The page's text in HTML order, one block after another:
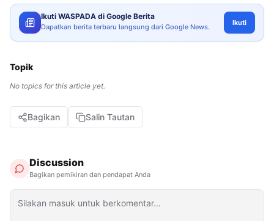
Ikuti WASPADA di Google Berita
Dapatkan berita terbaru langsung dari Google News. Ikuti
Topik
No topics for this article yet.
Bagikan Salin Tautan
Discussion
Bagikan pemikiran dan pendapat Anda